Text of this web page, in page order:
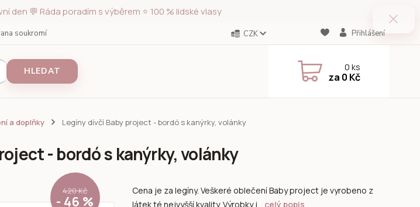
den 💬 Ráda poradím s výběrem ⭐ 100 % lidské vlasy
soukromí CZK Přihlášení
HLEDAT 0ks
za 0 Kč
a doplňky Legíny dívčí Baby project - bordó s kanýrky, volánky
- bordó s kanýrky, volánky
420 Kč
- 46 %
Cena je za legíny. Veškeré oblečení Baby project je vyrobeno z
látek té nejvyšší kvality. Výrobky j... celý popis